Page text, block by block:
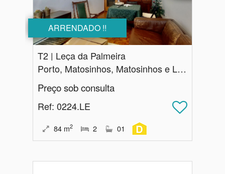
ARRENDADO !!
T2 | Leça da Palmeira
Porto, Matosinhos, Matosinhos e Leça da Palmeira
Preço sob consulta
Ref: 0224.LE
84 m2 2 01